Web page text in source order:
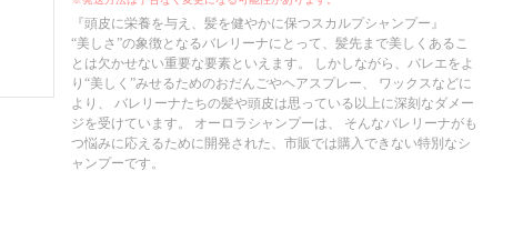
『頭皮に栄養を与え、髪を健やかに保つスカルプシャンプー』
“美しさ”の象徴となるバレリーナにとって、髪先まで美しくあるこ
とは欠かせない重要な要素といえます。 しかしながら、バレエをよ
り“美しく”みせるためのおだんごやヘアスプレー、 ワックスなどに
より、 バレリーナたちの髪や頭皮は思っている以上に深刻なダメー
ジを受けています。 オーロラシャンプーは、 そんなバレリーナがも
つ悩みに応えるために開発された、市販では購入できない特別なシ
ャンプーです。